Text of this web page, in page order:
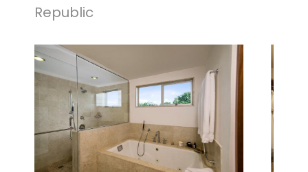
Republic